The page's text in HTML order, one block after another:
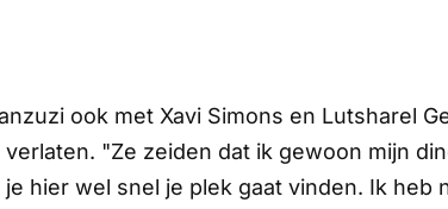
ook met Xavi Simons en Lutsharel
"Ze zeiden dat ik gewoon mijn
hier wel snel je plek gaat vinden. Ik heb